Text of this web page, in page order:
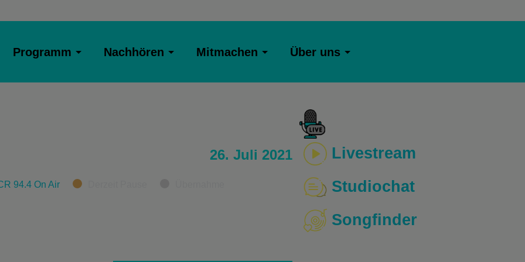
Programm Nachhören Mitmachen Über uns
26. Juli 2021
94.4 On Air
Livestream
Studiochat
Songfinder